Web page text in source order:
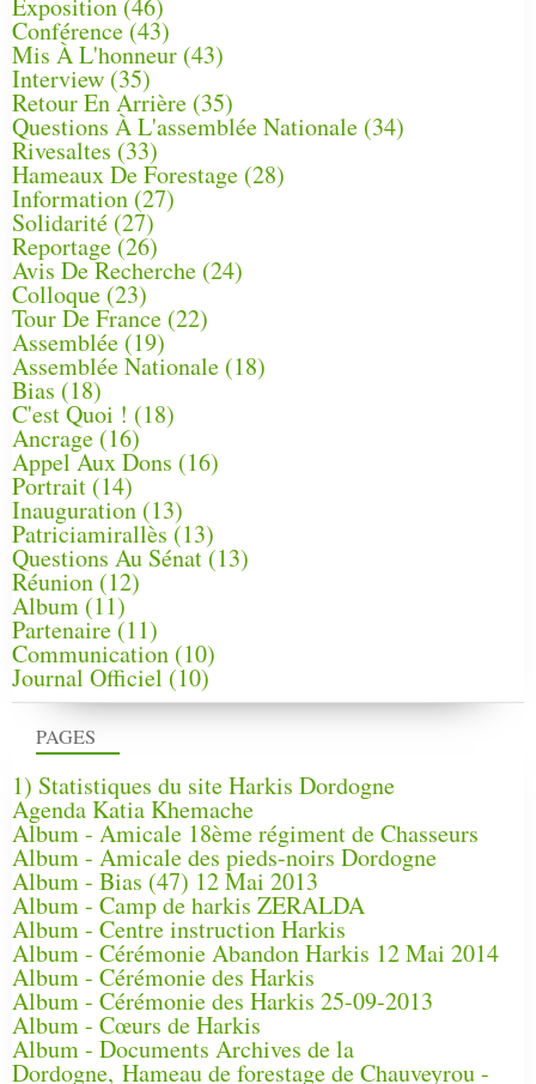
PAGES
1) Statistiques du site Harkis Dordogne
Agenda Katia Khemache
Album - Amicale 18ème régiment de Chasseurs
Album - Amicale des pieds-noirs Dordogne
Album - Bias (47) 12 Mai 2013
Album - Camp de harkis ZERALDA
Album - Centre instruction Harkis
Album - Cérémonie Abandon Harkis 12 Mai 2014
Album - Cérémonie des Harkis
Album - Cérémonie des Harkis 25-09-2013
Album - Cœurs de Harkis
Album - Documents Archives de la
Dordogne, Hameau de forestage de Chauveyrou -
Conférence(43)
Mis À L'honneur (43)
Interview (35)
Retour En Arrière (35)
Questions À L'assemblée Nationale (34)
Rivesaltes (33)
Hameaux De Forestage (28)
Information (27)
Solidarité (27)
Reportage(26)
Avis De Recherche (24)
Colloque (23)
Tour De France (22)
Assemblée (19)
Assemblée Nationale (18)
Bias (18)
C'est Quoi ! (18)
Ancrage (16)
Appel Aux Dons (16)
Portrait (14)
Inauguration (13)
Patriciamirallès (13)
Questions Au Sénat(13)
Réunion (12)
Album (11)
Partenaire(11)
Communication (10)
Journal Officiel (10)